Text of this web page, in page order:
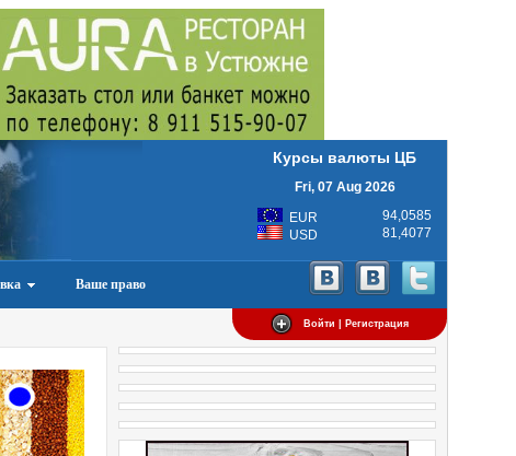
Курсы валюты ЦБ
Fri, 07 Aug 2026
EUR
94,0585
USD
81,4077
Ваше право
Войти | Регистрация